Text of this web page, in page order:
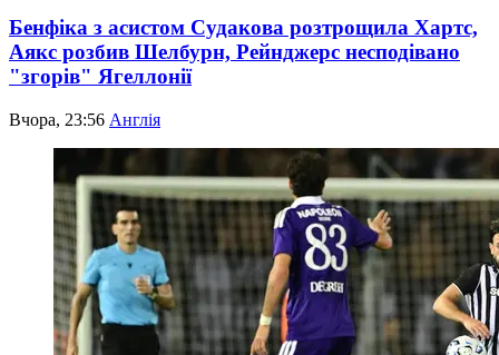
Бенфіка з асистом Судакова розтрощила Хартс,
Аякс розбив Шелбурн, Рейнджерс несподівано
"згорів" Ягеллонії
Вчора, 23:56 Англія